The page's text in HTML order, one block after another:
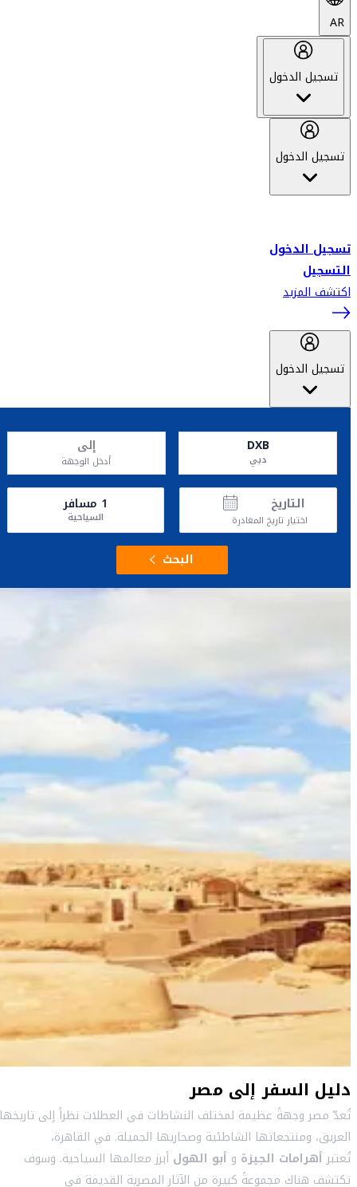
AR
تسجيل الدخول
تسجيل الدخول
تسجيل الدخول
التسجيل
اكتشف المزيد
تسجيل الدخول
DXB
دبي
إلى
أدخل الوجهة
التاريخ
اختيار تاريخ المغادرة
1 مسافر
السياحية
البحث
دليل السفر إلى مصر
تُعدّ مصر وجهةً عظيمة لمختلف النشاطات في العطلات نظراً إلى تاريخها
العريق، ومنتجعاتها الشاطئية وصحاريها الجميلة. في القاهرة،
تُعتبرأهرامات الجيزة و أبو الهول أبرز معالمها السياحية. وسوف
تكتشف هناك مجموعةً كبيرة من الآثار المصرية القديمة في